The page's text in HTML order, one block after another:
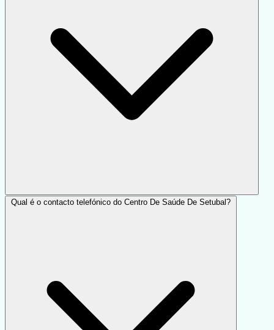
Qual é o contacto telefónico do Centro De Saúde De Setubal?